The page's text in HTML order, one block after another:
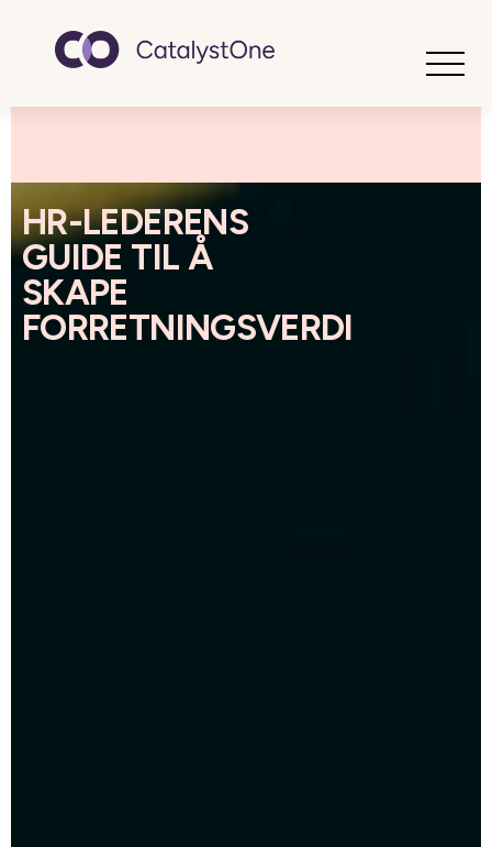
HR-LEDERENS
GUIDE TIL Å
SKAPE
FORRETNINGSVERDI